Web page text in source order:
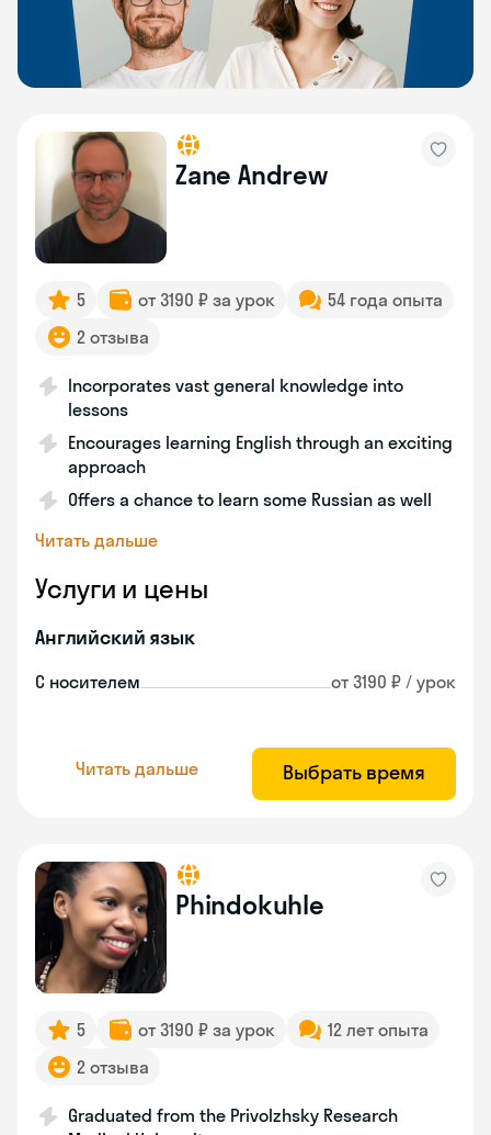
Zane Andrew
5 от 3190 ₽ за урок
54 года опыта
2 отзыва
Incorporates vast general knowledge into
lessons
Encourages learning English through an exciting
approach
Offers a chance to learn some Russian as well
Читать дальше
Услуги и цены
Английский язык
С носителем от 3190 ₽ / урок
Читать дальше Выбрать время
Phindokuhle
5 от 3190 ₽ за урок
12 лет опыта
2 отзыва
Graduated from the Privolzhsky Research